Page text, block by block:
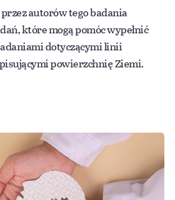
autorów tego badania
które mogą pomóc wypełnić
dotyczącymi linii
powierzchnię Ziemi.